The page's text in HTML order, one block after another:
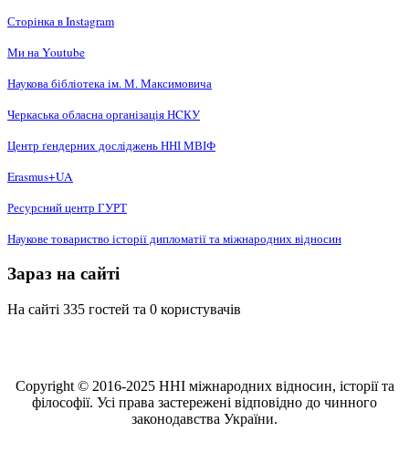
Сторінка в Instagram
Ми на Youtube
Наукова бібліотека ім. М. Максимовича
Черкаська обласна організація НCКУ
Центр ґендерних досліджень ННІ МВІФ
Erasmus+UA
Ресурсний центр ГУРТ
Наукове товариство історії дипломатії та міжнародних відносин
Зараз на сайті
На сайті 335 гостей та 0 користувачів
Copyright © 2016-2025 ННІ міжнародних відносин, історії та
філософії. Усі права застережені відповідно до чинного
законодавства України.